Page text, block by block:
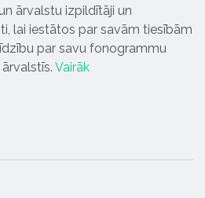
ārvalstu izpildītāji un
lai iestātos par savām tiesībām
par savu fonogrammu
Vairāk